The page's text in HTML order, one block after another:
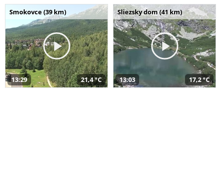
Smokovce (39 km)
13:29 21,4 °C
Sliezsky dom (41 km)
13:03 17,2 °C